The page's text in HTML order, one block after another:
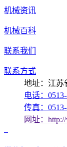
机械资讯
机械百科
联系我们
联系方式
地址：江苏
电话：
传真：
网址：